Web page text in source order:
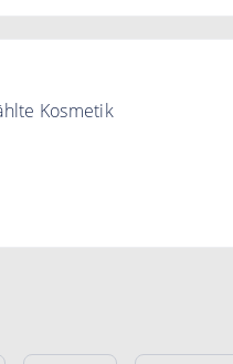
Kosmetik